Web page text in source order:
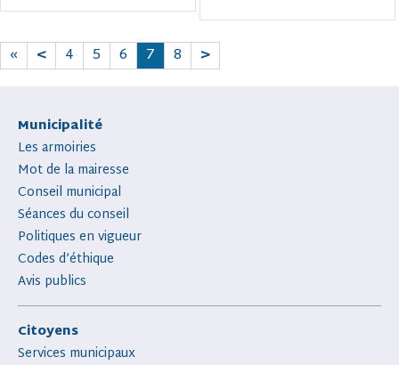
« < 4 5 6 7 8 >
Municipalité
Les armoiries
Mot de la mairesse
Conseil municipal
Séances du conseil
Politiques en vigueur
Codes d’éthique
Avis publics
Citoyens
Services municipaux